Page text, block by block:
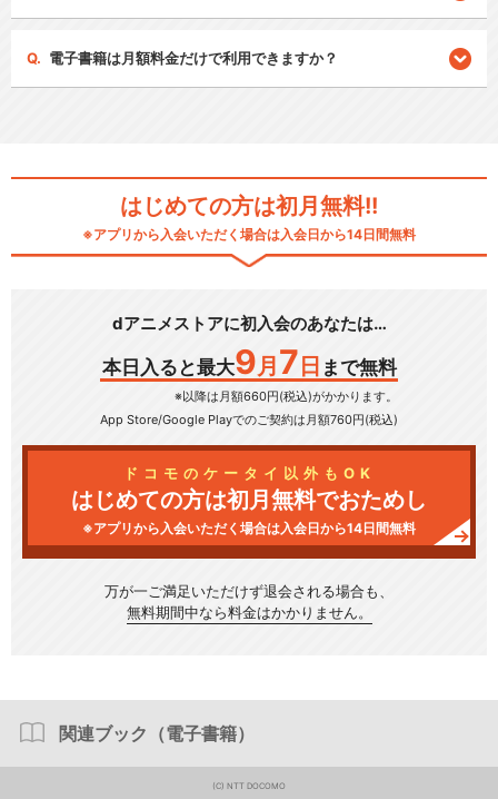
電子書籍は月額料金だけで利用できますか？
はじめての方は初月無料!!
※アプリから入会いただく場合は入会日から14日間無料
dアニメストアに初入会のあなたは…
本日入ると最大9 月 7 日 まで無料
※以降は月額660円(税込)がかかります。
App Store/Google Playでのご契約は月額760円(税込)
ドコモのケータイ以外もOK
はじめての方は初月無料でおためし
※アプリから入会いただく場合は入会日から14日間無料
万が一ご満足いただけず退会される場合も、
無料期間中なら料金はかかりません。
関連ブック（電子書籍）
(C) NTT DOCOMO